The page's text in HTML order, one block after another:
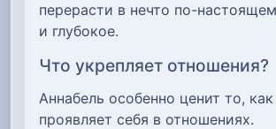
перерасти в нечто по-
и глубокое.
Что укрепляет отношения?
Аннабель особенно ценит то,
проявляет себя в отношениях.